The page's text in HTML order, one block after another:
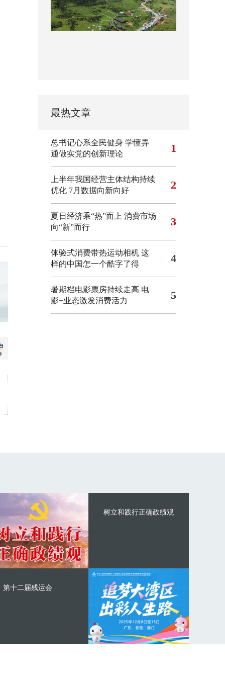
最热文章
总书记心系全民健身 学懂弄
通做实党的创新理论
1
上半年我国经营主体结构持续
优化 7月数据向新向好 2
夏日经济乘“热”而上 消费市场
向“新”而行
3
体验式消费带热运动相机 这
样的中国怎一个酷字了得
4
暑期档电影票房持续走高 电
影+业态激发消费活力
5
树立和践行正确政绩观
第十二届残运会